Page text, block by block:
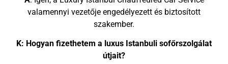
valamennyi vezetője engedélyezett és biztosított
szakember.
K: Hogyan fizethetem a luxus Istanbuli sofőrszolgálat
útjait?